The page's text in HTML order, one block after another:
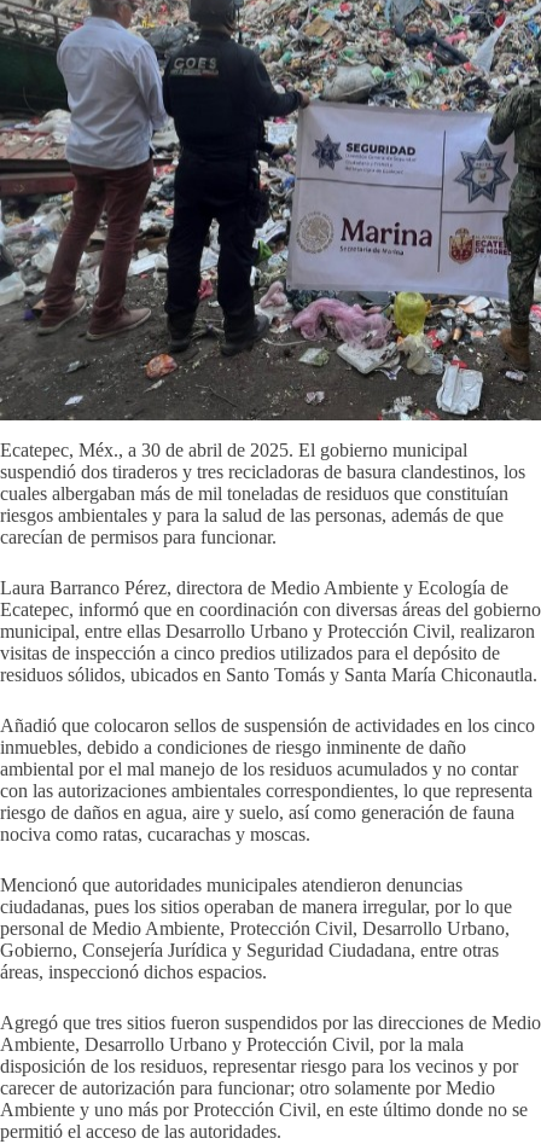
Ecatepec, Méx., a 30 de abril de 2025. El gobierno municipal
suspendió dos tiraderos y tres recicladoras de basura clandestinos, los
cuales albergaban más de mil toneladas de residuos que constituían
riesgos ambientales y para la salud de las personas, además de que
carecían de permisos para funcionar.
Laura Barranco Pérez, directora de Medio Ambiente y Ecología de
Ecatepec, informó que en coordinación con diversas áreas del gobierno
municipal, entre ellas Desarrollo Urbano y Protección Civil, realizaron
visitas de inspección a cinco predios utilizados para el depósito de
residuos sólidos, ubicados en Santo Tomás y Santa María Chiconautla.
Añadió que colocaron sellos de suspensión de actividades en los cinco
inmuebles, debido a condiciones de riesgo inminente de daño
ambiental por el mal manejo de los residuos acumulados y no contar
con las autorizaciones ambientales correspondientes, lo que representa
riesgo de daños en agua, aire y suelo, así como generación de fauna
nociva como ratas, cucarachas y moscas.
Mencionó que autoridades municipales atendieron denuncias
ciudadanas, pues los sitios operaban de manera irregular, por lo que
personal de Medio Ambiente, Protección Civil, Desarrollo Urbano,
Gobierno, Consejería Jurídica y Seguridad Ciudadana, entre otras
áreas, inspeccionó dichos espacios.
Agregó que tres sitios fueron suspendidos por las direcciones de Medio
Ambiente, Desarrollo Urbano y Protección Civil, por la mala
disposición de los residuos, representar riesgo para los vecinos y por
carecer de autorización para funcionar; otro solamente por Medio
Ambiente y uno más por Protección Civil, en este último donde no se
permitió el acceso de las autoridades.